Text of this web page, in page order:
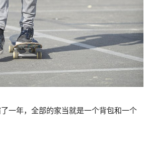
一年，全部的家当就是一个背包和一个